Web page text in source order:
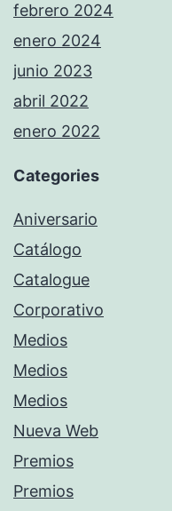
febrero 2024
enero 2024
junio 2023
abril 2022
enero 2022
Categories
Aniversario
Catálogo
Catalogue
Corporativo
Medios
Medios
Medios
Nueva Web
Premios
Premios